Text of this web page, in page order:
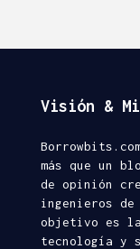
Visión &
más que un
de opinión
ingenieros de
objetivo es
tecnología y